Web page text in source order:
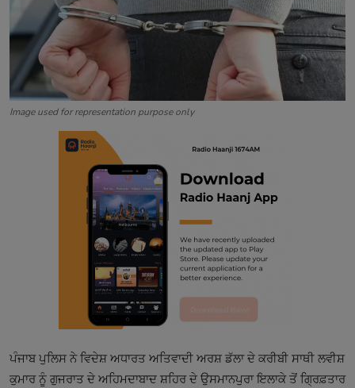
Image used for representation purpose only
ਪੰਜਾਬ ਪੁਲਿਸ ਨੇ ਵਿਦੇਸ਼ ਅਧਾਰਤ ਅਤਿਵਾਦੀ ਅਰਸ਼ ਡੱਲਾ ਦੇ ਕਰੀਬੀ ਸਾਥੀ ਲਵੀਸ਼
ਕੁਮਾਰ ਨੂੰ ਗੁਜਰਾਤ ਦੇ ਅਹਿਮਦਾਬਾਦ ਸ਼ਹਿਰ ਦੇ ਉਸਮਾਨਪੁਰਾ ਇਲਾਕੇ ਤੋਂ ਗ੍ਰਿਫ਼ਤਾਰ